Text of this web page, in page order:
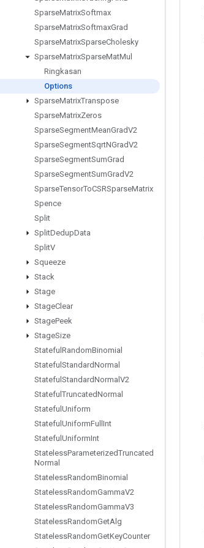
SparseMatrixSoftmax
SparseMatrixSoftmaxGrad
SparseMatrixSparseCholesky
SparseMatrixSparseMatMul
Ringkasan
Options
SparseMatrixTranspose
SparseMatrixZeros
SparseSegmentMeanGradV2
SparseSegmentSqrtNGradV2
SparseSegmentSumGrad
SparseSegmentSumGradV2
SparseTensorToCSRSparseMatrix
Spence
Split
SplitDedupData
SplitV
Squeeze
Stack
Stage
StageClear
StagePeek
StageSize
Stateful RandomBinomial
Stateful StandardNormal
Stateful StandardNormal V2
Stateful TruncatedNormal
Stateful Uniform
Stateful UniformFull Int
Stateful UniformInt
StatelessParameterizedTruncated
Normal
StatelessRandomBinomial
StatelessRandomGammaV2
StatelessRandomGammaV3
StatelessRandomGetAlg
StatelessRandomGetKeyCounter